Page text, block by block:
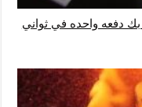
دفعه واحده في ثواني